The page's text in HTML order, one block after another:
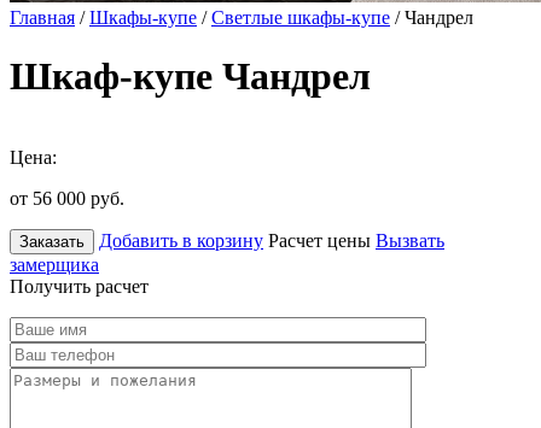
Главная /Шкафы-купе /Светлые шкафы-купе / Чандрел
Шкаф-купе Чандрел
Цена:
от 56 000 руб.
Заказать Добавить в корзину Расчет цены Вызвать
замерщика
Получить расчет